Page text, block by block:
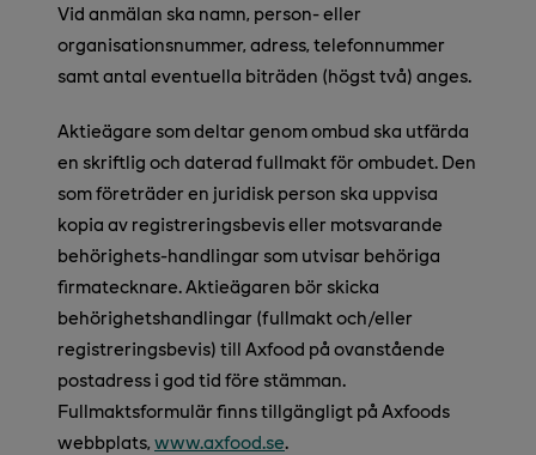
Vid anmälan ska namn, person- eller
organisationsnummer, adress, telefonnummer
samt antal eventuella biträden (högst två) anges.
Aktieägare som deltar genom ombud ska utfärda
en skriftlig och daterad fullmakt för ombudet. Den
som företräder en juridisk person ska uppvisa
kopia av registreringsbevis eller motsvarande
behörighets-handlingar som utvisar behöriga
firmatecknare. Aktieägaren bör skicka
behörighetshandlingar (fullmakt och/eller
registreringsbevis) till Axfood på ovanstående
postadress i god tid före stämman.
Fullmaktsformulär finns tillgängligt på Axfoods
webbplats, www.axfood.se.